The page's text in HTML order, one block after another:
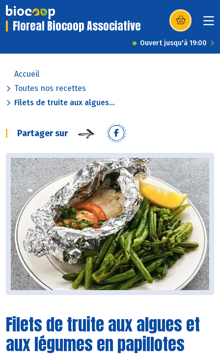
Floreal Biocoop Associative (s’ouvre dans
Ouvert jusqu'à 19:00
Accueil
Toutes nos recettes
Filets de truite aux algues...
Partager sur
Filets de truite aux algues et
aux légumes en papillotes